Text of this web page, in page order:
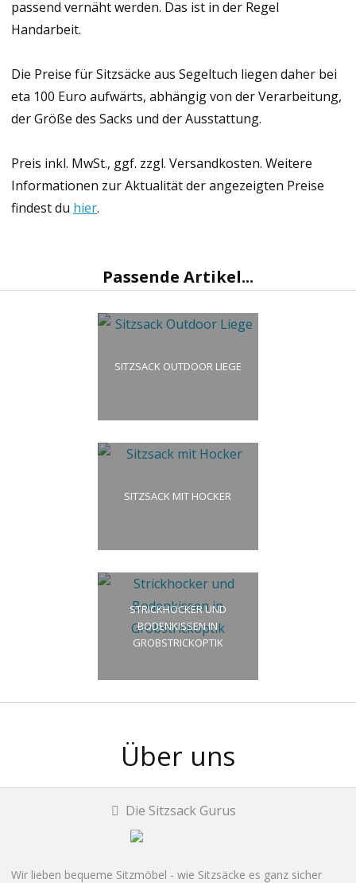
passend vernäht werden. Das ist in der Regel
Handarbeit.
Die Preise für Sitzsäcke aus Segeltuch liegen daher bei
eta 100 Euro aufwärts, abhängig von der Verarbeitung,
der Größe des Sacks und der Ausstattung.
Preis inkl. MwSt., ggf. zzgl. Versandkosten. Weitere
Informationen zur Aktualität der angezeigten Preise
findest du hier.
Passende Artikel...
SITZSACK OUTDOOR LIEGE
SITZSACK MIT HOCKER
STRICKHOCKER UND
BODENKISSEN IN
GROBSTRICKOPTIK
Über uns
Die Sitzsack Gurus
Wir lieben bequeme Sitzmöbel - wie Sitzsäcke es ganz sicher